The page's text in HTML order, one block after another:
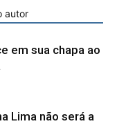
autor
em sua chapa ao
Lima não será a